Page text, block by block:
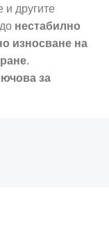
и другите
нестабилно
износване на
.
за